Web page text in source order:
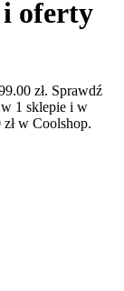
oferty
zł. Sprawdź
1 sklepie i w
w Coolshop.